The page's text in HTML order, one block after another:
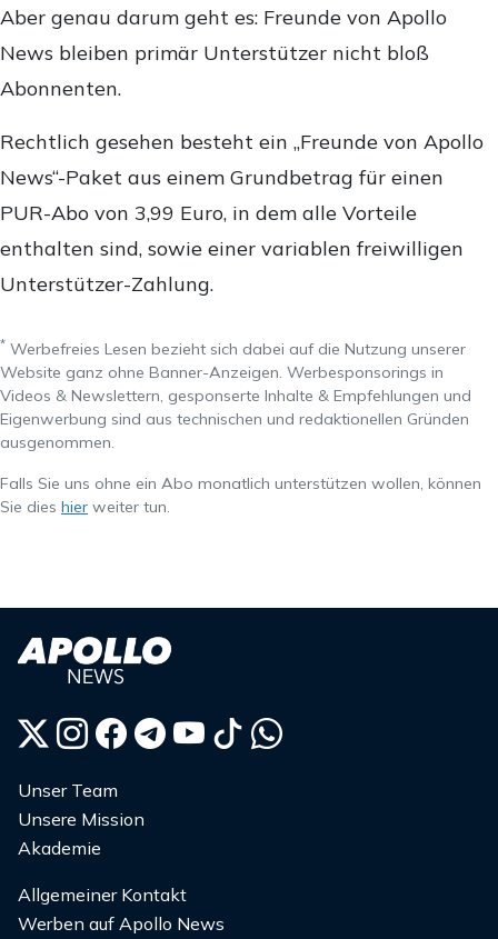
Aber genau darum geht es: Freunde von Apollo
News bleiben primär Unterstützer nicht bloß
Abonnenten.
Rechtlich gesehen besteht ein „Freunde von Apollo
News“-Paket aus einem Grundbetrag für einen
PUR-Abo von 3,99 Euro, in dem alle Vorteile
enthalten sind, sowie einer variablen freiwilligen
Unterstützer-Zahlung.
* Werbefreies Lesen bezieht sich dabei auf die Nutzung unserer
Website ganz ohne Banner-Anzeigen. Werbesponsorings in
Videos & Newslettern, gesponserte Inhalte & Empfehlungen und
Eigenwerbung sind aus technischen und redaktionellen Gründen
ausgenommen.
Falls Sie uns ohne ein Abo monatlich unterstützen wollen, können
Sie dies hier weiter tun.
Unser Team
Unsere Mission
Akademie
Allgemeiner Kontakt
Werben auf Apollo News